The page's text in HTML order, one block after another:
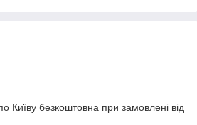
Київу безкоштовна при замовлені від